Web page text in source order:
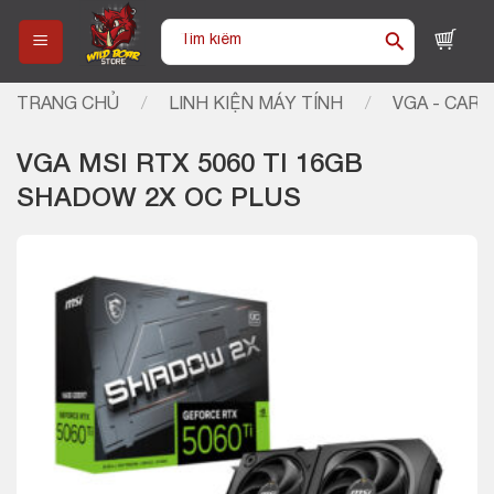
content
Tìm
TRANG CHỦ / LINH KIỆN MÁY TÍNH / VGA -
VGA MSI RTX 5060 TI 16GB
SHADOW 2X OC PLUS